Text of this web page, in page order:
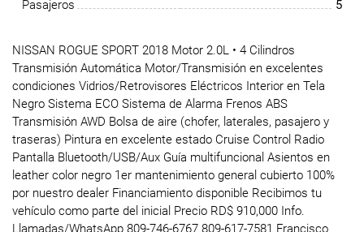
Pasajeros
5
NISSAN ROGUE SPORT 2018 Motor 2.0L • 4 Cilindros
Transmisión Automática Motor/Transmisión en excelentes
condiciones Vidrios/Retrovisores Eléctricos Interior en Tela
Negro Sistema ECO Sistema de Alarma Frenos ABS
Transmisión AWD Bolsa de aire (chofer, laterales, pasajero y
traseras) Pintura en excelente estado Cruise Control Radio
Pantalla Bluetooth/USB/Aux Guía multifuncional Asientos en
leather color negro 1er mantenimiento general cubierto 100%
por nuestro dealer Financiamiento disponible Recibimos tu
vehículo como parte del inicial Precio RD$ 910,000 Info.
Llamadas/WhatsApp 809-746-6767 809-617-7581 Francisco